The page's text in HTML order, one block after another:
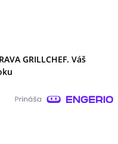
GRILLCHEF. Váš